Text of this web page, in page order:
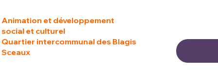
Animation et développement
social et culturel
Quartier intercommunal des Blagis
Sceaux